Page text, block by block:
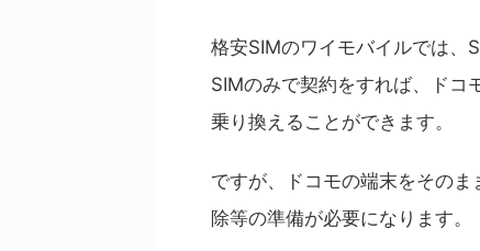
格安SIMのワイモバイルでは、
SIMのみで契約をすれば、ドコ
乗り換えることができます。
ですが、ドコモの端末をその
除等の準備が必要になります。